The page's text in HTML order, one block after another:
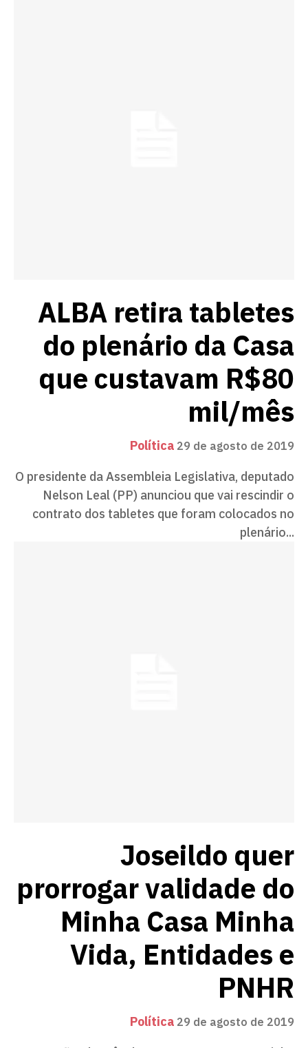
ALBA retira tabletes
do plenário da Casa
que custavam R$80
mil/mês
Política 29 de agosto de 2019
O presidente da Assembleia Legislativa, deputado
Nelson Leal (PP) anunciou que vai rescindir o
contrato dos tabletes que foram colocados no
plenário...
Joseildo quer
prorrogar validade do
Minha Casa Minha
Vida, Entidades e
PNHR
Política 29 de agosto de 2019